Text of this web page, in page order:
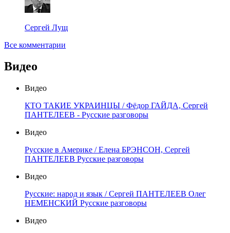
Сергей Лущ
Все комментарии
Видео
Видео
КТО ТАКИЕ УКРАИНЦЫ / Фёдор ГАЙДА, Сергей
ПАНТЕЛЕЕВ - Русские разговоры
Видео
Русские в Америке / Елена БРЭНСОН, Сергей
ПАНТЕЛЕЕВ Русские разговоры
Видео
Русские: народ и язык / Сергей ПАНТЕЛЕЕВ Олег
НЕМЕНСКИЙ Русские разговоры
Видео